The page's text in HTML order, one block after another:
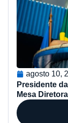
agosto 10,
Presidente
Mesa